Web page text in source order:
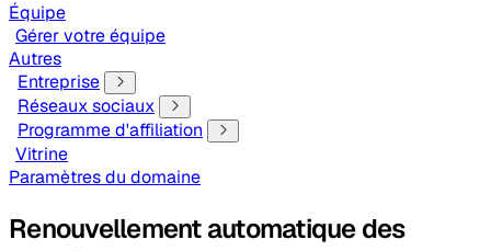
Équipe
Gérer votre équipe
Autres
Entreprise
Réseaux sociaux
Programme d'affiliation
Vitrine
Paramètres du domaine
Renouvellement automatique des